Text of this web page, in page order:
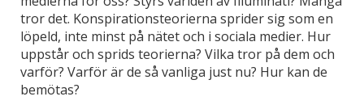
tror det. Konspirationsteorierna sprider sig som en
löpeld, inte minst på nätet och i sociala medier. Hur
uppstår och sprids teorierna? Vilka tror på dem och
varför? Varför är de så vanliga just nu? Hur kan de
bemötas?